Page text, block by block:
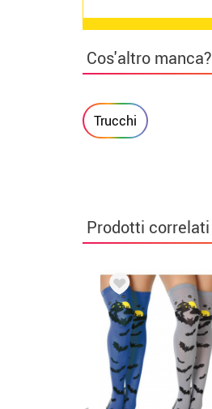
Cos'altro manca?
Trucchi
Prodotti correlati